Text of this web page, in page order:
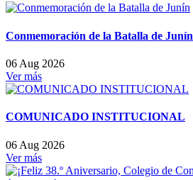
Conmemoración de la Batalla de Junín
06 Aug 2026
Ver más
COMUNICADO INSTITUCIONAL
06 Aug 2026
Ver más